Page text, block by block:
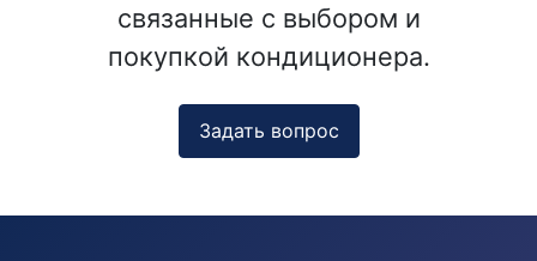
связанные с выбором и
покупкой кондиционера.
Задать вопрос